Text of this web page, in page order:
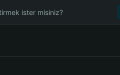
ister misiniz?